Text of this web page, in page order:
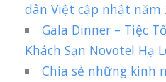
dân Việt cập nhật năm
Gala Dinner – Tiệc
Khách Sạn Novotel Hạ
Chia sẻ những kinh